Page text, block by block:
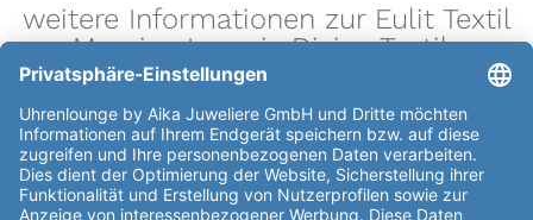
weitere Informationen zur Eulit Textil
Maurice Lacroix Divina Textil-
Seidenmatt "18mm"